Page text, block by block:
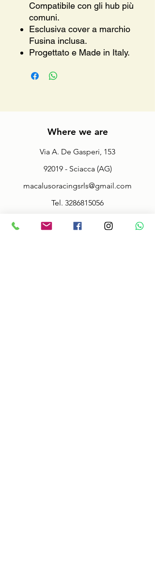
Compatibile con gli hub più
comuni.
Esclusiva cover a marchio
Fusina inclusa.
Progettato e Made in Italy.
Where we are
Via A. De Gasperi, 153
92019 - Sciacca (AG)
macalusoracingsrls@gmail.com
Tel. 3286815056
092527942